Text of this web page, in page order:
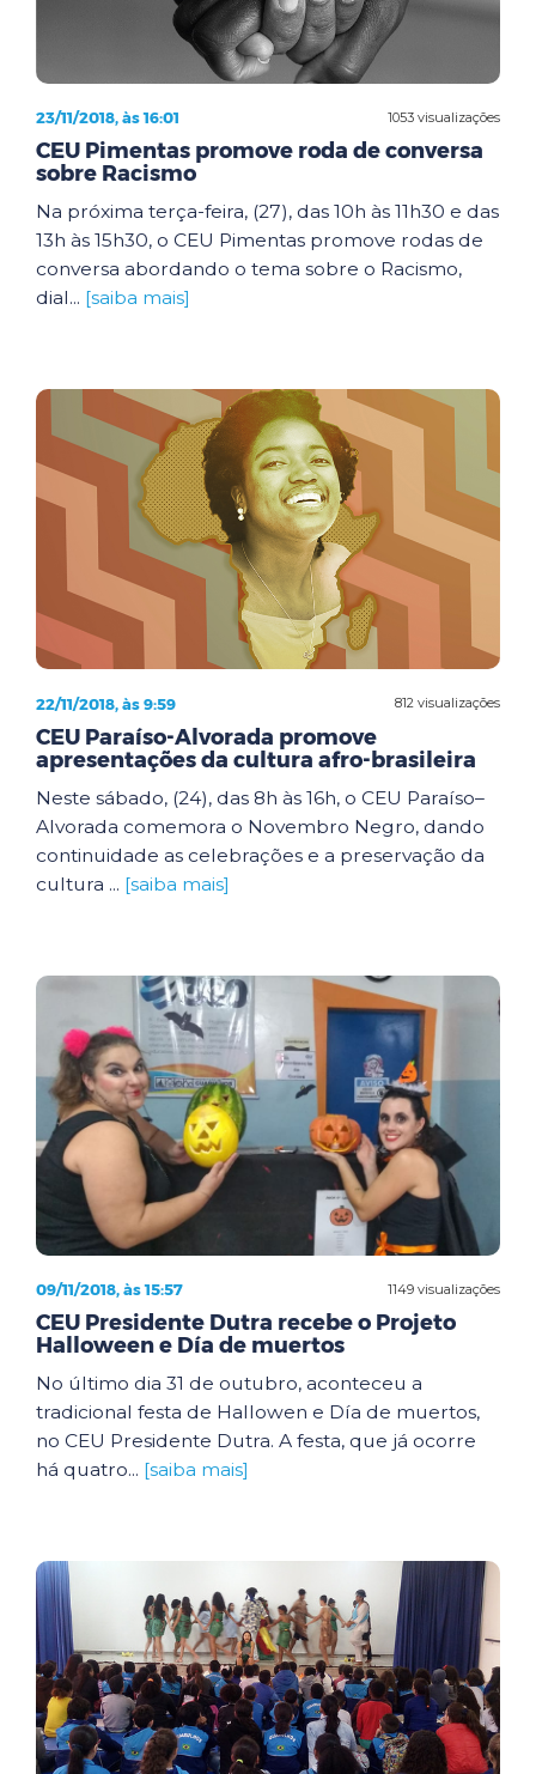
1053 visualizações
23/11/2018, às 16:01
CEU Pimentas promove roda de conversa
sobre Racismo
Na próxima terça-feira, (27), das 10h às 11h30 e das
13h às 15h30, o CEU Pimentas promove rodas de
conversa abordando o tema sobre o Racismo,
dial... [saiba mais]
812 visualizações
22/11/2018, às 9:59
CEU Paraíso-Alvorada promove
apresentações da cultura afro-brasileira
Neste sábado, (24), das 8h às 16h, o CEU Paraíso–
Alvorada comemora o Novembro Negro, dando
continuidade as celebrações e a preservação da
cultura ... [saiba mais]
1149 visualizações
09/11/2018, às 15:57
CEU Presidente Dutra recebe o Projeto
Halloween e Día de muertos
No último dia 31 de outubro, aconteceu a
tradicional festa de Hallowen e Día de muertos,
no CEU Presidente Dutra. A festa, que já ocorre
há quatro... [saiba mais]